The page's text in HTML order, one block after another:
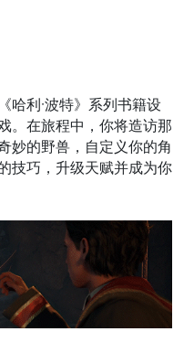
哈利·波特》系列书籍设
。在旅程中，你将造访那
妙的野兽，自定义你的角
技巧，升级天赋并成为你